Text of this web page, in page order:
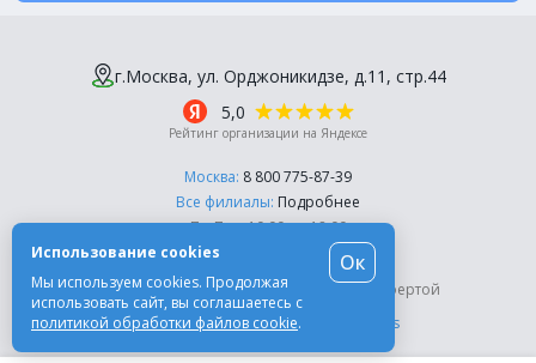
© Компания «Эль-Дент», 2003-2026
Цены на сайте не являются публичной офертой
Разработка сайта -Moscow Dynamics
г.Москва, ул. Орджоникидзе, д.11, стр.44
5,0
Рейтинг организации на Яндексе
Москва: 8 800 775-87-39
Все филиалы: Подробнее
Пн-Пт, с 10:00 до 18:00
Использование cookies
Мы используем cookies. Продолжая
использовать сайт, вы соглашаетесь с
политикой обработки файлов cookie.
Ок